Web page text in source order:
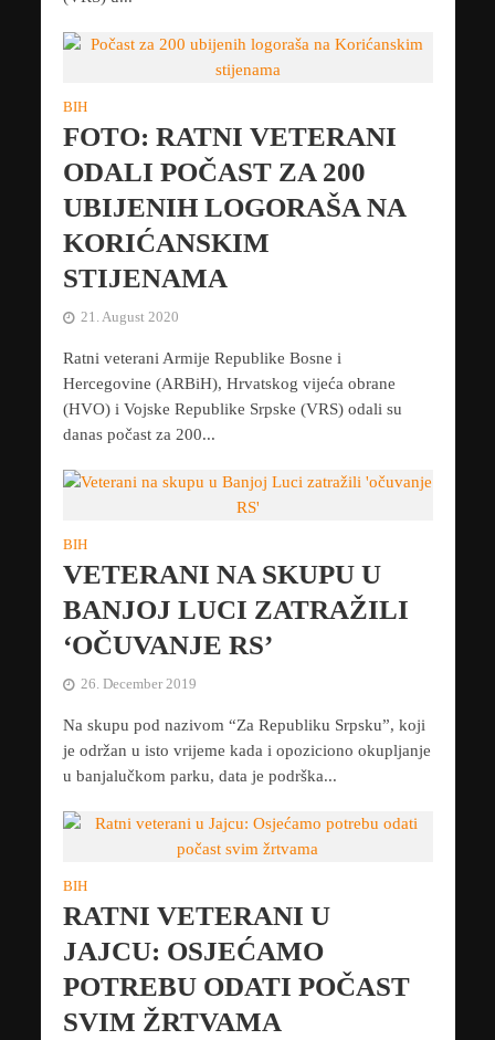
BIH
FOTO: RATNI VETERANI
ODALI POČAST ZA 200
UBIJENIH LOGORAŠA NA
KORIĆANSKIM
STIJENAMA
21. August 2020
Ratni veterani Armije Republike Bosne i
Hercegovine (ARBiH), Hrvatskog vijeća obrane
(HVO) i Vojske Republike Srpske (VRS) odali su
danas počast za 200...
BIH
VETERANI NA SKUPU U
BANJOJ LUCI ZATRAŽILI
‘OČUVANJE RS’
26. December 2019
Na skupu pod nazivom “Za Republiku Srpsku”, koji
je održan u isto vrijeme kada i opoziciono okupljanje
u banjalučkom parku, data je podrška...
BIH
RATNI VETERANI U
JAJCU: OSJEĆAMO
POTREBU ODATI POČAST
SVIM ŽRTVAMA